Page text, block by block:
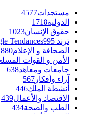
مستجدات4577
الدولية1718
حقوق الإنسان1023
ترند Trends Google Tendances 995
الصحافة و الإعلام880
الأمن و القوات
جامعات ومعاهد638
آراء وأفكار 567
أنشطة الملك446
الاقتصاد والأعمال439
الطب والصحة434